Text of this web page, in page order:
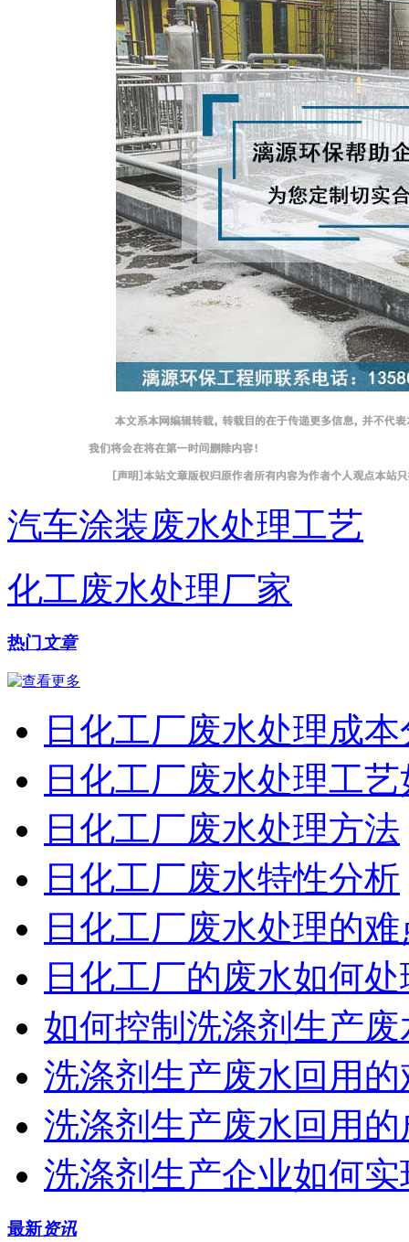
汽车涂装废水处理工艺
化工废水处理厂家
热门 文章
日化工厂废水处理成
日化工厂废水处理工
日化工厂废水处理方法
日化工厂废水特性分析
日化工厂废水处理的
日化工厂的废水如何
如何控制洗涤剂生产
洗涤剂生产废水回用
洗涤剂生产废水回用
洗涤剂生产企业如何
最新资讯